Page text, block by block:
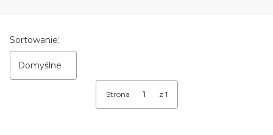
Lista produktów
Sortowanie:
Domyślne
Strona z 1